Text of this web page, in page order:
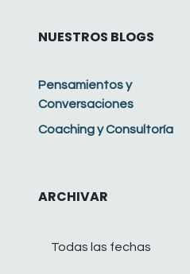
NUESTROS BLOGS
Pensamientos y
Conversaciones
Coaching y Consultoría
ARCHIVAR